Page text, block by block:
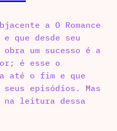
a O Romance
que desde seu
um sucesso é a
é esse o
até o fim e que
episódios. Mas
na leitura dessa